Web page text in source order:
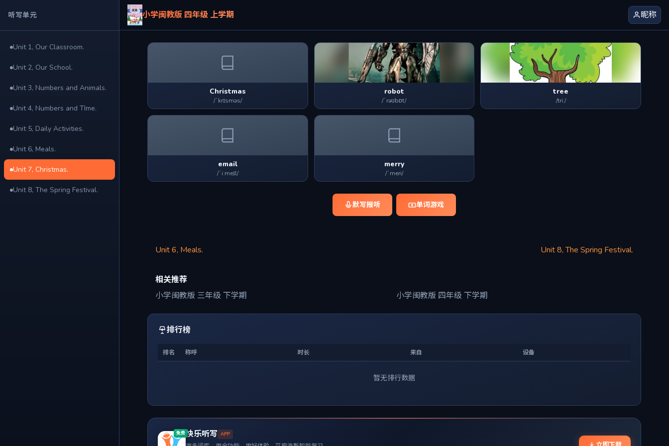
听写单元
Unit 1, Our Classroom.
Unit 2, Our School.
Unit 3, Numbers and Animals.
Unit 4, Numbers and TIme.
Unit 5, Daily Activities.
Unit 6, Meals.
Unit 7, Christmas.
Unit 8, The Spring Festival.
小学闽教版 四年级 上学期 昵称
Christmas
/ˈkrɪsməs/
robot
/ˈrəʊbɒt/
tree
/triː/
email
/ˈiːmeɪl/
merry
/ˈmeri/
默写报听 单词游戏
Unit 6, Meals. Unit 8, The Spring Festival.
相关推荐
小学闽教版 三年级 下学期
小学闽教版 四年级 下学期
排行榜
排名 称呼 时长 来自 设备
暂无排行数据
免费 快乐听写 APP